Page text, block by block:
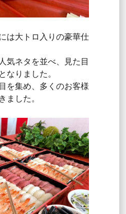
は大トロ入りの豪華仕
気ネタを並べ、見た目
なりました。
を集め、多くのお客様
ました。